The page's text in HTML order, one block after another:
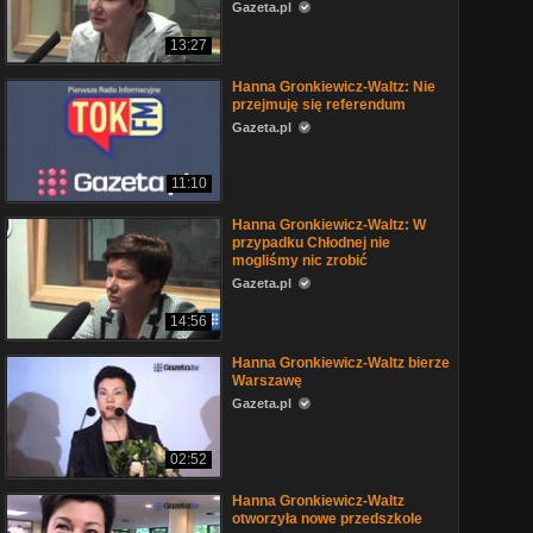
13:27
Gazeta.pl
11:10
Hanna Gronkiewicz-Waltz: Nie
przejmuję się referendum
Gazeta.pl
14:56
Hanna Gronkiewicz-Waltz: W
przypadku Chłodnej nie
mogliśmy nic zrobić
Gazeta.pl
02:52
Hanna Gronkiewicz-Waltz bierze
Warszawę
Gazeta.pl
Hanna Gronkiewicz-Waltz
otworzyła nowe przedszkole